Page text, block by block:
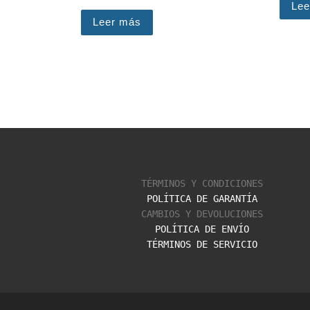
Leer más
TÉRMINOS Y CONDICIONES
POLÍTICA DE GARANTÍA
CAMBIOS Y DEVOLUCIONES
POLÍTICA DE ENVÍO
TÉRMINOS DE SERVICIO